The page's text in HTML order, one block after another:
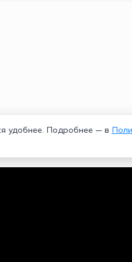
удобнее. Подробнее — в